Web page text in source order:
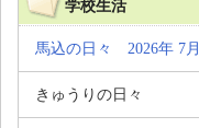
学校生活
馬込の日々 2026年 7月
きゅうりの日々